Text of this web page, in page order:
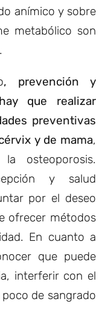
anímico y sobre
metabólico son
, prevención y
que realizar
preventivas
y de mama,
osteoporosis.
y salud
por el deseo
ofrecer métodos
En cuanto a
que puede
interferir con el
de sangrado